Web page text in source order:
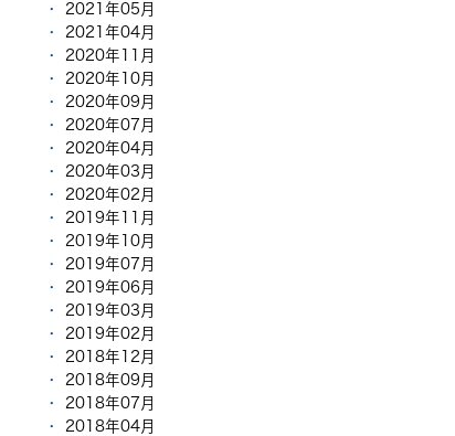
2021年05月
2021年04月
2020年11月
2020年10月
2020年09月
2020年07月
2020年04月
2020年03月
2020年02月
2019年11月
2019年10月
2019年07月
2019年06月
2019年03月
2019年02月
2018年12月
2018年09月
2018年07月
2018年04月